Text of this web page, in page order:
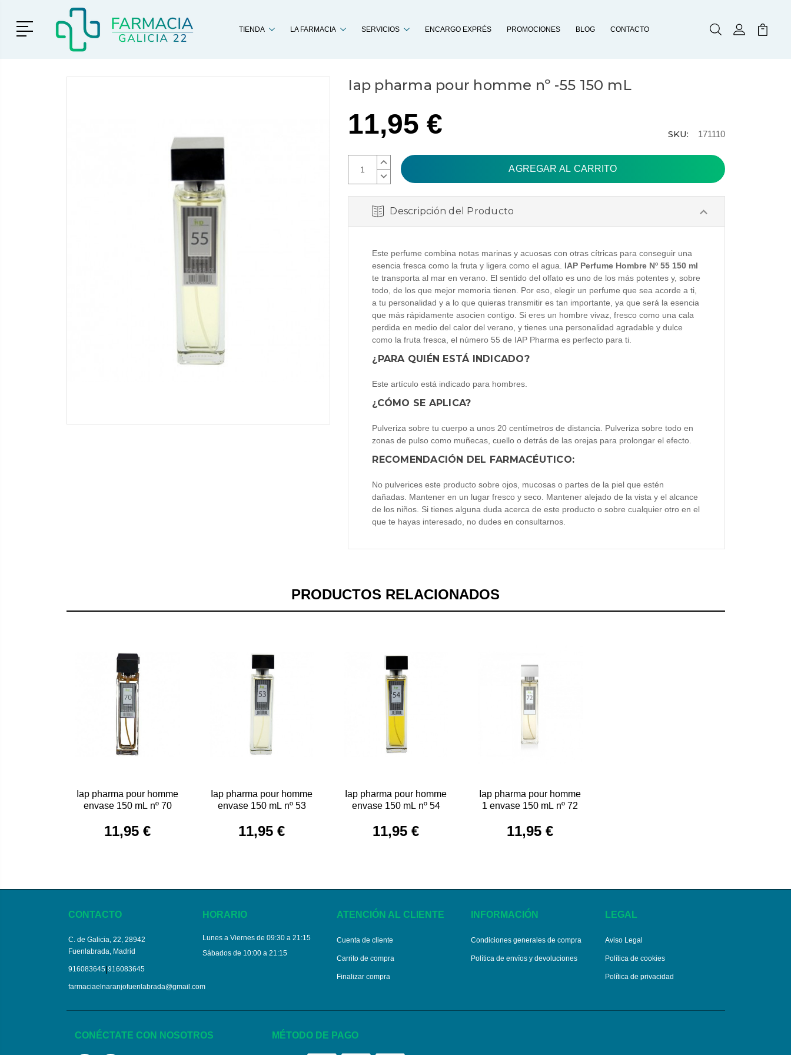
Menú TIENDA LA FARMACIA SERVICIOS ENCARGO EXPRÉS PROMOCIONES BLOG CONTACTO BuscarMi Cuenta
Mi
Iap pharma pour homme nº -55 150 mL
11,95 €
AUMENTAR
CANTIDAD:
DISMINUIR
CANTIDAD:
SKU: 171110
Descripción del Producto
Este perfume combina notas marinas y acuosas con otras cítricas para conseguir una
esencia fresca como la fruta y ligera como el agua. IAP Perfume Hombre Nº 55 150 ml
te transporta al mar en verano. El sentido del olfato es uno de los más potentes y, sobre
todo, de los que mejor memoria tienen. Por eso, elegir un perfume que sea acorde a ti,
a tu personalidad y a lo que quieras transmitir es tan importante, ya que será la esencia
que más rápidamente asocien contigo. Si eres un hombre vivaz, fresco como una cala
perdida en medio del calor del verano, y tienes una personalidad agradable y dulce
como la fruta fresca, el número 55 de IAP Pharma es perfecto para ti.
¿PARA QUIÉN ESTÁ INDICADO?
Este artículo está indicado para hombres.
¿CÓMO SE APLICA?
Pulveriza sobre tu cuerpo a unos 20 centímetros de distancia. Pulveriza sobre todo en
zonas de pulso como muñecas, cuello o detrás de las orejas para prolongar el efecto.
RECOMENDACIÓN DEL FARMACÉUTICO:
No pulverices este producto sobre ojos, mucosas o partes de la piel que estén
dañadas. Mantener en un lugar fresco y seco. Mantener alejado de la vista y el alcance
de los niños. Si tienes alguna duda acerca de este producto o sobre cualquier otro en el
que te hayas interesado, no dudes en consultarnos.
PRODUCTOS RELACIONADOS
Iap pharma pour homme
envase 150 mL nº 70
11,95 €
Iap pharma pour homme
envase 150 mL nº 53
11,95 €
Iap pharma pour homme
envase 150 mL nº 54
11,95 €
Iap pharma pour homme
1 envase 150 mL nº 72
11,95 €
CONTACTO
C. de Galicia, 22, 28942
Fuenlabrada, Madrid
916083645|916083645
farmaciaelnaranjofuenlabrada@gmail.com
HORARIO
Lunes a Viernes de 09:30 a 21:15
Sábados de 10:00 a 21:15
ATENCIÓN AL CLIENTE
Cuenta de cliente
Carrito de compra
Finalizar compra
INFORMACIÓN
Condiciones generales de compra
Política de envíos y devoluciones
LEGAL
Aviso Legal
Política de cookies
Política de privacidad
CONÉCTATE CON NOSOTROS MÉTODO DE PAGO